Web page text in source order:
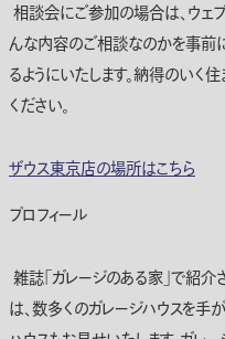
相談会にご参加の場合は、ウェ
んな内容のご相談なのかを事前
るようにいたします。納得のいく
ください。
ザウス東京店の場所はこちら
プロフィール
雑誌｢ガレージのある家」で紹介
は、数多くのガレージハウスを手